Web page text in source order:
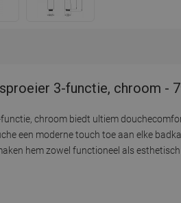
3-functie, chroom -
functie, chroom biedt ultiem
een moderne touch toe aan elke
hem zowel functioneel als